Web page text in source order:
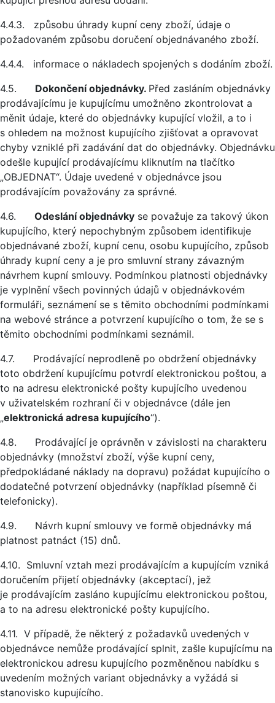
4.4.3. způsobu úhrady kupní ceny zboží, údaje o
požadovaném způsobu doručení objednávaného zboží.
4.4.4. informace o nákladech spojených s dodáním zboží.
4.5. Dokončení objednávky. Před zasláním objednávky
prodávajícímu je kupujícímu umožněno zkontrolovat a
měnit údaje, které do objednávky kupující vložil, a to i
s ohledem na možnost kupujícího zjišťovat a opravovat
chyby vzniklé při zadávání dat do objednávky. Objednávku
odešle kupující prodávajícímu kliknutím na tlačítko
„OBJEDNAT“. Údaje uvedené v objednávce jsou
prodávajícím považovány za správné.
4.6. Odeslání objednávky se považuje za takový úkon
kupujícího, který nepochybným způsobem identifikuje
objednávané zboží, kupní cenu, osobu kupujícího, způsob
úhrady kupní ceny a je pro smluvní strany závazným
návrhem kupní smlouvy. Podmínkou platnosti objednávky
je vyplnění všech povinných údajů v objednávkovém
formuláři, seznámení se s těmito obchodními podmínkami
na webové stránce a potvrzení kupujícího o tom, že se s
těmito obchodními podmínkami seznámil.
4.7. Prodávající neprodleně po obdržení objednávky
toto obdržení kupujícímu potvrdí elektronickou poštou, a
to na adresu elektronické pošty kupujícího uvedenou
v uživatelském rozhraní či v objednávce (dále jen
„elektronická adresa kupujícího“).
4.8. Prodávající je oprávněn v závislosti na charakteru
objednávky (množství zboží, výše kupní ceny,
předpokládané náklady na dopravu) požádat kupujícího o
dodatečné potvrzení objednávky (například písemně či
telefonicky).
4.9. Návrh kupní smlouvy ve formě objednávky má
platnost patnáct (15) dnů.
4.10. Smluvní vztah mezi prodávajícím a kupujícím vzniká
doručením přijetí objednávky (akceptací), jež
je prodávajícím zasláno kupujícímu elektronickou poštou,
a to na adresu elektronické pošty kupujícího.
4.11. V případě, že některý z požadavků uvedených v
objednávce nemůže prodávající splnit, zašle kupujícímu na
elektronickou adresu kupujícího pozměněnou nabídku s
uvedením možných variant objednávky a vyžádá si
stanovisko kupujícího.